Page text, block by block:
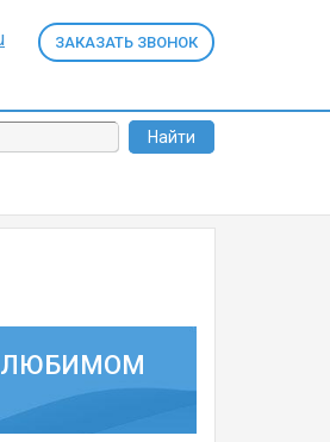
Найти
ЗАКАЗАТЬ ЗВОНОК
ЛЮБИМОМ